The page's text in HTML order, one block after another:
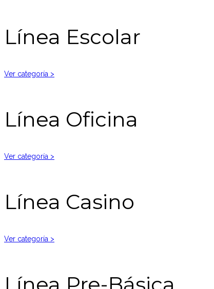
Línea Escolar
Ver categoría >
Línea Oficina
Ver categoría >
Línea Casino
Ver categoría >